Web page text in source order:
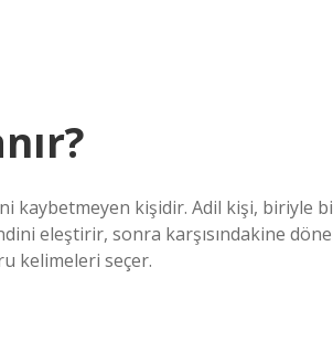
kaybetmeyen kişidir. Adil kişi, biriyle
eleştirir, sonra karşısındakine
kelimeleri seçer.